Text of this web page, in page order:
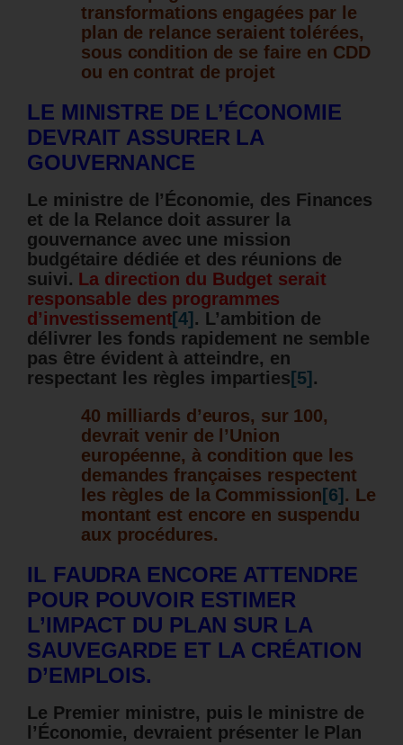
transformations engagées par le
plan de relance seraient tolérées,
sous condition de se faire en CDD
ou en contrat de projet
LE MINISTRE DE L’ÉCONOMIE
DEVRAIT ASSURER LA
GOUVERNANCE
Le ministre de l’Économie, des Finances
et de la Relance doit assurer la
gouvernance avec une mission
budgétaire dédiée et des réunions de
suivi. La direction du Budget serait
responsable des programmes
d’investissement[4] . L’ambition de
délivrer les fonds rapidement ne semble
pas être évident à atteindre, en
respectant les règles imparties [5] .
40 milliards d’euros, sur 100,
devrait venir de l’Union
européenne, à condition que les
demandes françaises respectent
les règles de la Commission [6] . Le
montant est encore en suspendu
aux procédures.
IL FAUDRA ENCORE ATTENDRE
POUR POUVOIR ESTIMER
L’IMPACT DU PLAN SUR LA
SAUVEGARDE ET LA CRÉATION
D’EMPLOIS.
Le Premier ministre, puis le ministre de
l’Économie, devraient présenter le Plan